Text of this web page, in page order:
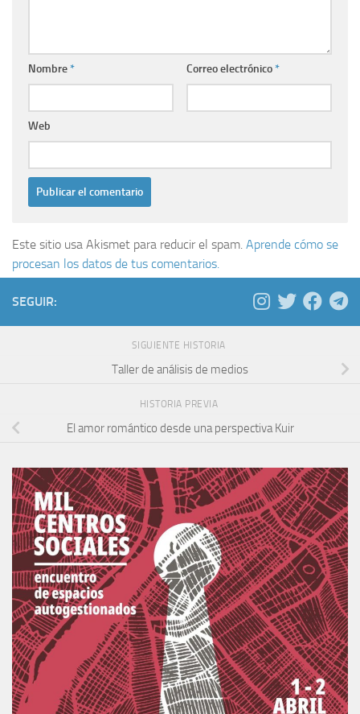
Nombre* Correo electrónico*
Web
Este sitio usa Akismet para reducir el spam. Aprende cómo se
procesan los datos de tus comentarios.
SEGUIR:
SIGUIENTE HISTORIA
Taller de análisis de medios
HISTORIA PREVIA
El amor romántico desde una perspectiva Kuir